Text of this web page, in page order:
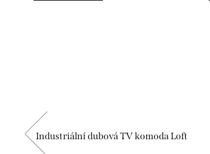
Industriální dubová TV komoda Loft